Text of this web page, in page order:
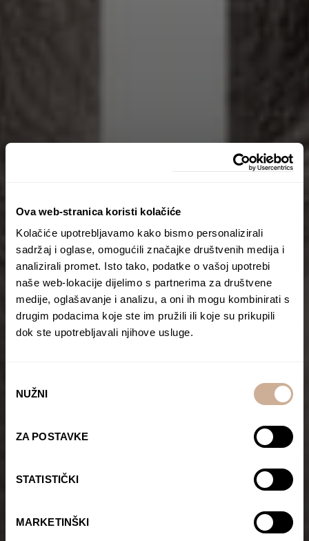
Ova web-stranica koristi kolačiće
Kolačiće upotrebljavamo kako bismo personalizirali
sadržaj i oglase, omogućili značajke društvenih medija i
analizirali promet. Isto tako, podatke o vašoj upotrebi
naše web-lokacije dijelimo s partnerima za društvene
medije, oglašavanje i analizu, a oni ih mogu kombinirati s
drugim podacima koje ste im pružili ili koje su prikupili
dok ste upotrebljavali njihove usluge.
pristanka
NUŽNI
ZA POSTAVKE
STATISTIČKI
MARKETINŠKI